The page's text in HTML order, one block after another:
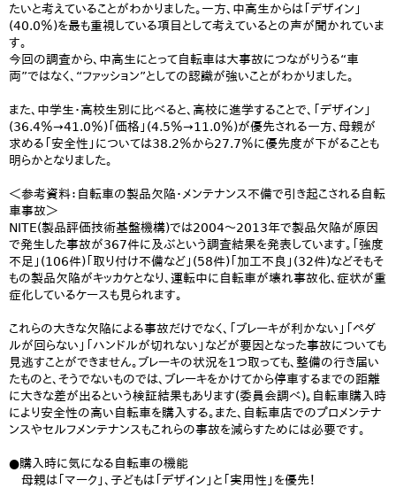
たいと考えていることがわかりました。一方、中高生からは「デザイン」
(40.0％)を最も重視している項目として考えているとの声が聞かれていま
す。
今回の調査から、中高生にとって自転車は大事故につながりうる“車
両”ではなく、“ファッション”としての認識が強いことがわかりました。
また、中学生・高校生別に比べると、高校に進学することで、「デザイン」
(36.4％→41.0％)「価格」(4.5％→11.0％)が優先される一方、母親が
求める「安全性」については38.2％から27.7％に優先度が下がることも
明らかとなりました。
＜参考資料：自転車の製品欠陥・メンテナンス不備で引き起こされる自転
車事故＞
NITE(製品評価技術基盤機構)では2004～2013年で製品欠陥が原因
で発生した事故が367件に及ぶという調査結果を発表しています。「強度
不足」(106件)「取り付け不備など」(58件)「加工不良」(32件)などそもそ
もの製品欠陥がキッカケとなり、運転中に自転車が壊れ事故化、症状が重
症化しているケースも見られます。
これらの大きな欠陥による事故だけでなく、「ブレーキが利かない」「ペダ
ルが回らない」「ハンドルが切れない」などが要因となった事故についても
見逃すことができません。ブレーキの状況を1つ取っても、整備の行き届い
たものと、そうでないものでは、ブレーキをかけてから停車するまでの距離
に大きな差が出るという検証結果もあります(委員会調べ)。自転車購入時
により安全性の高い自転車を購入する。また、自転車店でのプロメンテナ
ンスやセルフメンテナンスもこれらの事故を減らすためには必要です。
●購入時に気になる自転車の機能
母親は「マーク」、子どもは「デザイン」と「実用性」を優先！